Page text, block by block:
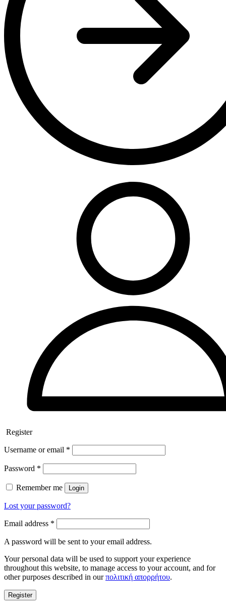
Register
Username or email *
Password *
Remember me Login
Lost your password?
Email address *
A password will be sent to your email address.
Your personal data will be used to support your experience
throughout this website, to manage access to your account, and for
other purposes described in ourπολιτική απορρήτου.
Register